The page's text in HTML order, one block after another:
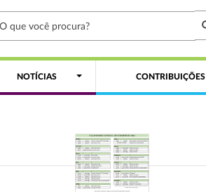
NOTÍCIAS CONTRIBUIÇÕES